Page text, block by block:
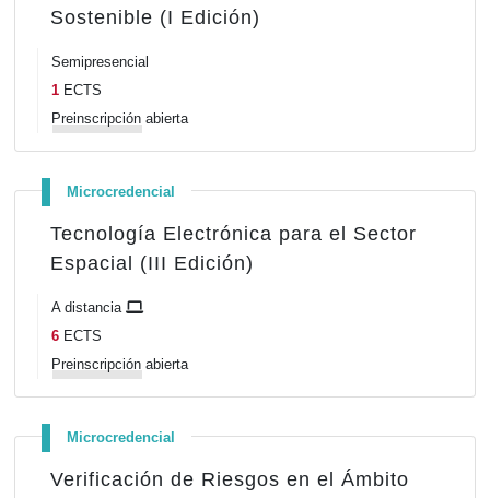
Sostenible (I Edición)
Semipresencial
1 ECTS
Preinscripción abierta
Microcredencial
Tecnología Electrónica para el Sector
Espacial (III Edición)
A distancia
6 ECTS
Preinscripción abierta
Microcredencial
Verificación de Riesgos en el Ámbito